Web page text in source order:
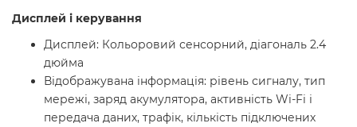
Дисплей і керування
Дисплей: Кольоровий сенсорний, діагональ 2.4
дюйма
Відображувана інформація: рівень сигналу, тип
мережі, заряд акумулятора, активність Wi-Fi і
передача даних, трафік, кількість підключених